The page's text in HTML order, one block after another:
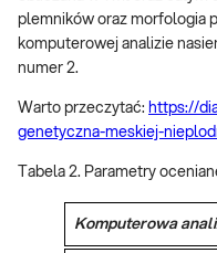
plemników oraz morfologia
komputerowej analizie
numer 2.
Warto przeczytać: https://
genetyczna-meskiej-
Tabela 2. Parametry
Komputerowa